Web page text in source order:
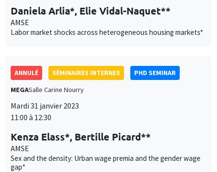
Daniela Arlia*, Elie Vidal-Naquet**
AMSE
Labor market shocks across heterogeneous housing markets*
ANNULÉ SÉMINAIRES INTERNES
PHD SEMINAR
MEGASalle Carine Nourry
Mardi 31 janvier 2023
11:00 à 12:30
Kenza Elass*, Bertille Picard**
AMSE
Sex and the density: Urban wage premia and the gender wage
gap*